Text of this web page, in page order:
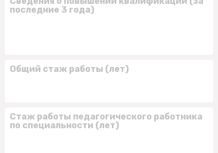
последние 3 года)
Общий стаж работы (лет)
Стаж работы педагогического работника
по специальности (лет)